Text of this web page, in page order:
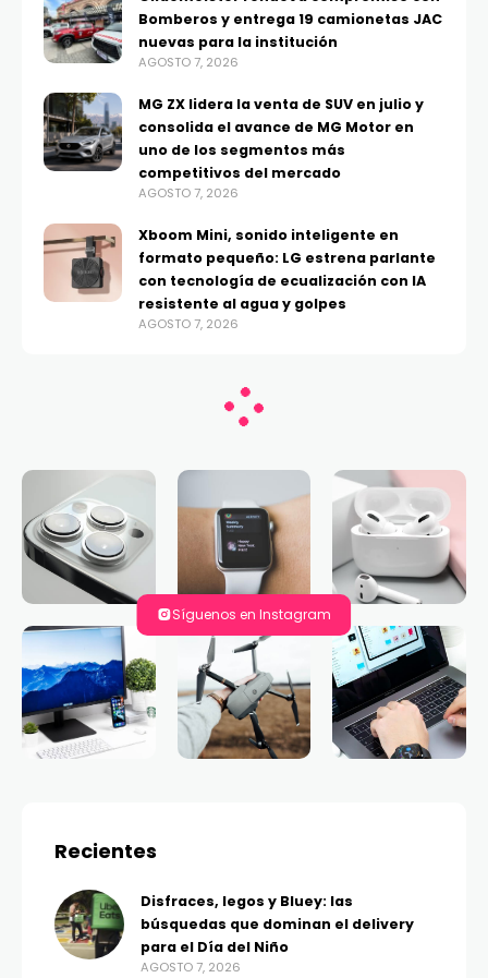
Bomberos y entrega 19 camionetas JAC
nuevas para la institución
AGOSTO 7, 2026
MG ZX lidera la venta de SUV en julio y
consolida el avance de MG Motor en
uno de los segmentos más
competitivos del mercado
AGOSTO 7, 2026
Xboom Mini, sonido inteligente en
formato pequeño: LG estrena parlante
con tecnología de ecualización con IA
resistente al agua y golpes
AGOSTO 7, 2026
Síguenos en Instagram
Recientes
Disfraces, legos y Bluey: las
búsquedas que dominan el delivery
para el Día del Niño
AGOSTO 7, 2026